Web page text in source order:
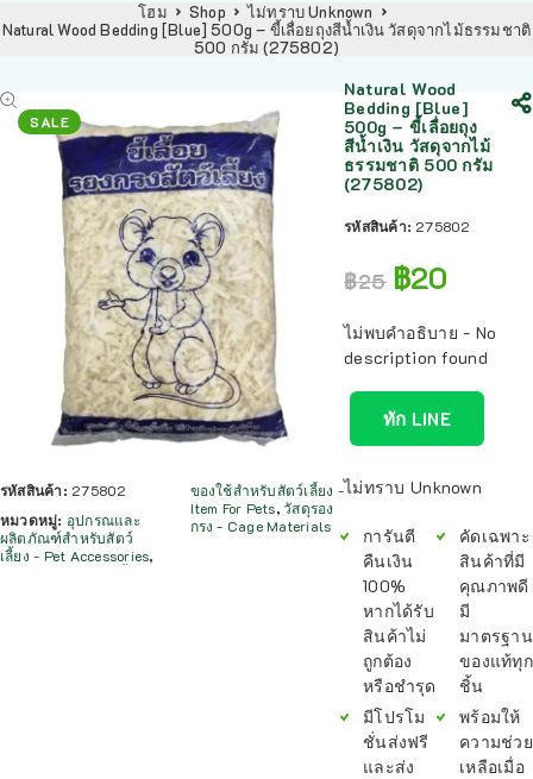
โฮม Shop
ไม่ทราบ Unknown
Natural Wood Bedding [Blue] 500g – ขี้เลื่อยถุงสีน้ำเงิน วัสดุจากไม้ธรรมชาติ
500 กรัม (275802)
SALE
รหัสสินค้า: 275802
หมวดหมู่: อุปกรณและ
ผลิตภัณฑ์สำหรับสัตว์
เลี้ยง - Pet Accessories,
ของใช้สำหรับสัตว์เลี้ยง -
Item For Pets,วัสดุรอง
กรง - Cage Materials
Natural Wood
Bedding [Blue]
500g – ขี้เลื่อยถุง
สีน้ำเงิน วัสดุจากไม้
ธรรมชาติ 500 กรัม
(275802)
รหัสสินค้า: 275802
฿25 ฿20
ไม่พบคำอธิบาย - No
description found
ทัก LINE
ไม่ทราบ Unknown
การันตี
คืนเงิน
100%
หากได้รับ
สินค้าไม่
ถูกต้อง
หรือชำรุด
มีโปรโม
ชั่นส่งฟรี
และส่ง
คัดเฉพาะ
สินค้าที่มี
คุณภาพดี
มี
มาตรฐาน
ของแท้ทุก
ชิ้น
พร้อมให้
ความช่วย
เหลือเมื่อ